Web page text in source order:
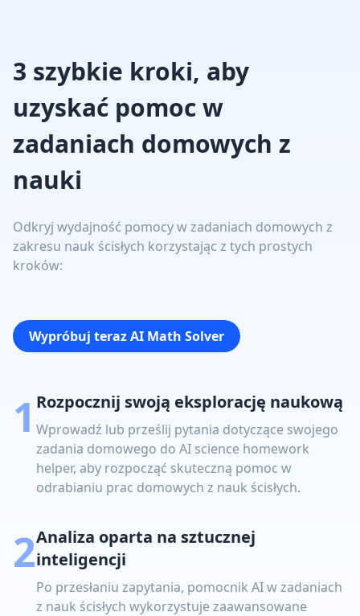
3 szybkie kroki, aby
uzyskać pomoc w
zadaniach domowych z
nauki
Odkryj wydajność pomocy w zadaniach domowych z
zakresu nauk ścisłych korzystając z tych prostych
kroków:
Wypróbuj teraz AI Math Solver
1 Rozpocznij swoją eksplorację naukową
Wprowadź lub prześlij pytania dotyczące swojego
zadania domowego do AI science homework
helper, aby rozpocząć skuteczną pomoc w
odrabianiu prac domowych z nauk ścisłych.
2Analiza oparta na sztucznej
inteligencji
Po przesłaniu zapytania, pomocnik AI w zadaniach
z nauk ścisłych wykorzystuje zaawansowane